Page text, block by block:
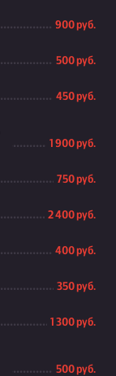
900 руб.
500 руб.
450 руб.
1 900 руб.
750 руб.
2 400 руб.
400 руб.
350 руб.
1 300 руб.
500 руб.